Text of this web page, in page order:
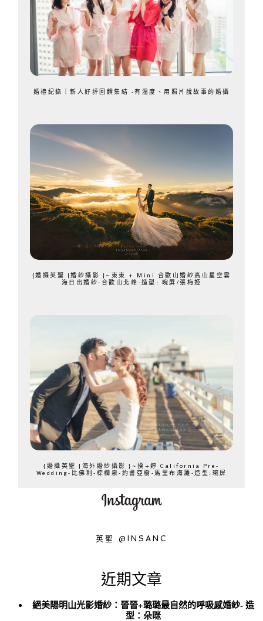
婚禮紀錄｜新人好評回饋集結 -有溫度、用照片說故事的婚攝
{婚攝英聖 |婚紗攝影 }~東東 + Mini 合歡山婚紗高山星空雲
海日出婚紗-合歡山北峰-造型: 晼屏/張梅姬
{婚攝英聖 |海外婚紗攝影 }~揆+婷 California Pre-
Wedding-比佛利-棕櫚泉-約書亞樹-馬里布海灘-造型:晼屏
英聖 @INSANC
近期文章
絕美陽明山光影婚紗：晉晉+璐璐最自然的呼吸感婚紗- 造
型：朵咪